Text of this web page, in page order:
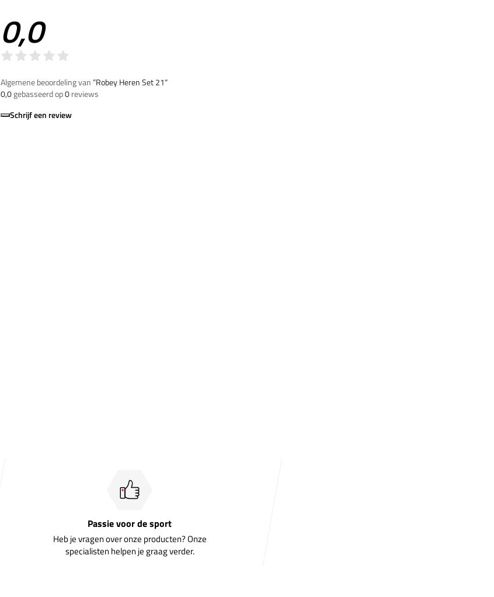
0,0
Algemene beoordeling van”Robey Heren Set 21“
0,0gebasseerd op0reviews
Schrijf een review
Passie voor de sport
Heb je vragen over onze producten? Onze
specialisten helpen je graag verder.